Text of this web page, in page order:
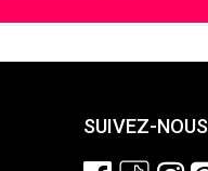
SUIVEZ-NOUS